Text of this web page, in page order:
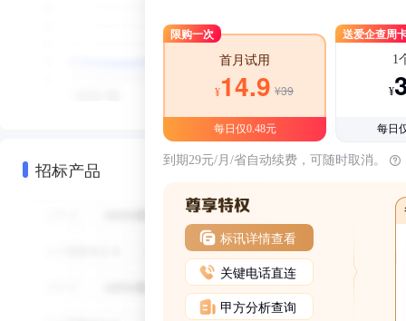
招标产品
限购一次
首月试用
¥14.9 ¥39
每日仅0.48元
送爱企查周
1
¥
每日
到期29元/月/省自动续费，可随时取消。
标讯详情查看
关键电话直连
甲方分析查询